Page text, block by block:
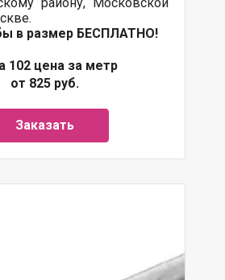
в размер БЕСПЛАТНО!
102 цена за метр
от 825 руб.
Заказать